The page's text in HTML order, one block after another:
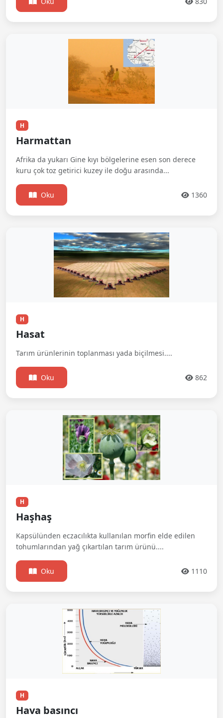
H
Harmattan
Afrika da yukarı Gine kıyı bölgelerine esen son derece
kuru çok toz getirici kuzey ile doğu arasında...
Oku 1360
H
Hasat
Tarım ürünlerinin toplanması yada biçilmesi....
Oku 862
H
Haşhaş
Kapsülünden eczacılıkta kullanılan morfin elde edilen
tohumlarından yağ çıkartılan tarım ürünü....
Oku 1110
H
Hava basıncı